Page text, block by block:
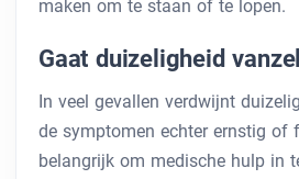
maken om te staan ​​of te lopen.
Gaat duizeligheid
In veel gevallen verdwijnt
de symptomen echter ernstig of
belangrijk om medische hulp in